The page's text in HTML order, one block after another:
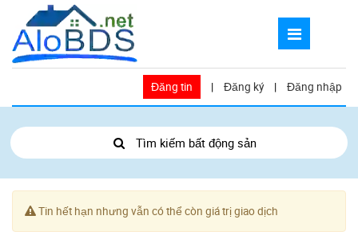
Đăng tin | Đăng ký | Đăng nhập
Tìm kiếm bất động sản
Tin hết hạn nhưng vẫn có thể còn giá trị giao dịch